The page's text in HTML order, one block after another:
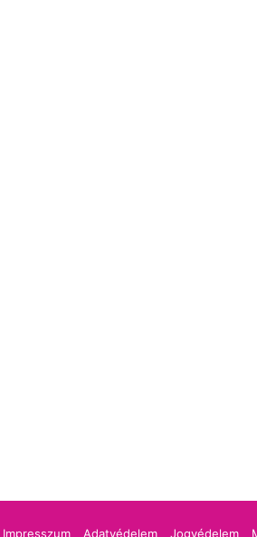
Impresszum Adatvédelem Jogvédelem